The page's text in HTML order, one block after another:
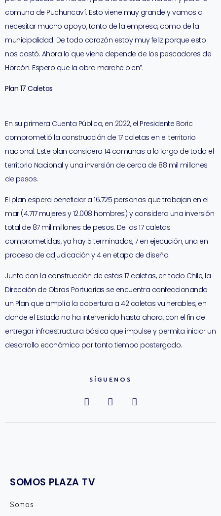
comuna de Puchuncaví. Esto viene muy grande y vamos a
necesitar mucho apoyo, tanto de la empresa, como de la
municipalidad. De todo corazón estoy muy feliz porque esto
nos costó. Ahora lo que viene depende de los pescadores de
Horcón. Espero que la obra marche bien”.
Plan 17 Caletas
En su primera Cuenta Pública, en 2022, el Presidente Boric
comprometió la construcción de 17 caletas en el territorio
nacional. Este plan considera 14 comunas a lo largo de todo el
territorio Nacional y una inversión de cerca de 88 mil millones
de pesos.
El plan espera beneficiar a 16.725 personas que trabajan en el
mar (4.717 mujeres y 12.008 hombres) y considera una inversión
total de 87 mil millones de pesos. De las 17 caletas
comprometidas, ya hay 5 terminadas, 7 en ejecución, una en
proceso de adjudicación y 4 en etapa de diseño.
Junto con la construcción de estas 17 caletas, en todo Chile, la
Dirección de Obras Portuarias se encuentra confeccionando
un Plan que amplía la cobertura a 42 caletas vulnerables, en
donde el Estado no ha intervenido hasta ahora, con el fin de
entregar infraestructura básica que impulse y permita iniciar un
desarrollo económico por tanto tiempo postergado.
SÍGUENOS
SOMOS PLAZA TV
Somos